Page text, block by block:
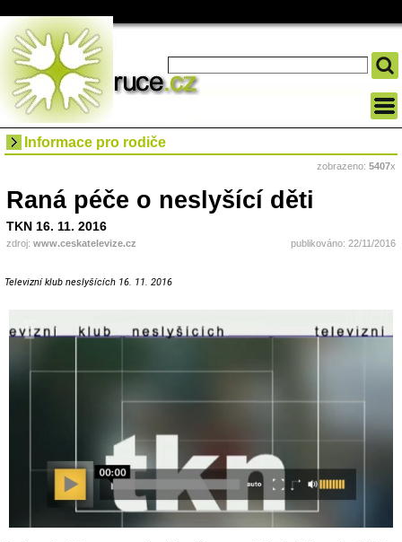
Informace pro rodiče
zobrazeno: 5407x
Raná péče o neslyšící děti
TKN 16. 11. 2016
zdroj: www.ceskatelevize.cz publikováno: 22/11/2016
Televizní klub neslyšících 16. 11. 2016